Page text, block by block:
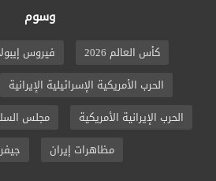
وسوم
كأس العالم 2026 فيروس
الحرب الأمريكية الإسرائيلية الإيرانية
الحرب الإيرانية الأمريكية
مجلس
مظاهرات إيران